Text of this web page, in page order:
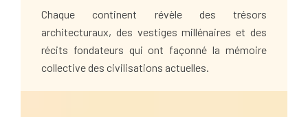
Chaque continent révèle des trésors
architecturaux, des vestiges millénaires et des
récits fondateurs qui ont façonné la mémoire
collective des civilisations actuelles.